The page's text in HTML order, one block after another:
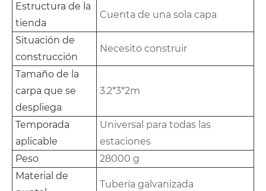
Estructura de la
tienda
Cuenta de una sola capa
Situación de
construcción
Necesito construir
Tamaño de la
carpa que se
despliega
3.2*3*2m
Temporada
aplicable
Universal para todas las
estaciones
Peso
28000 g
Material de
Tubería galvanizada